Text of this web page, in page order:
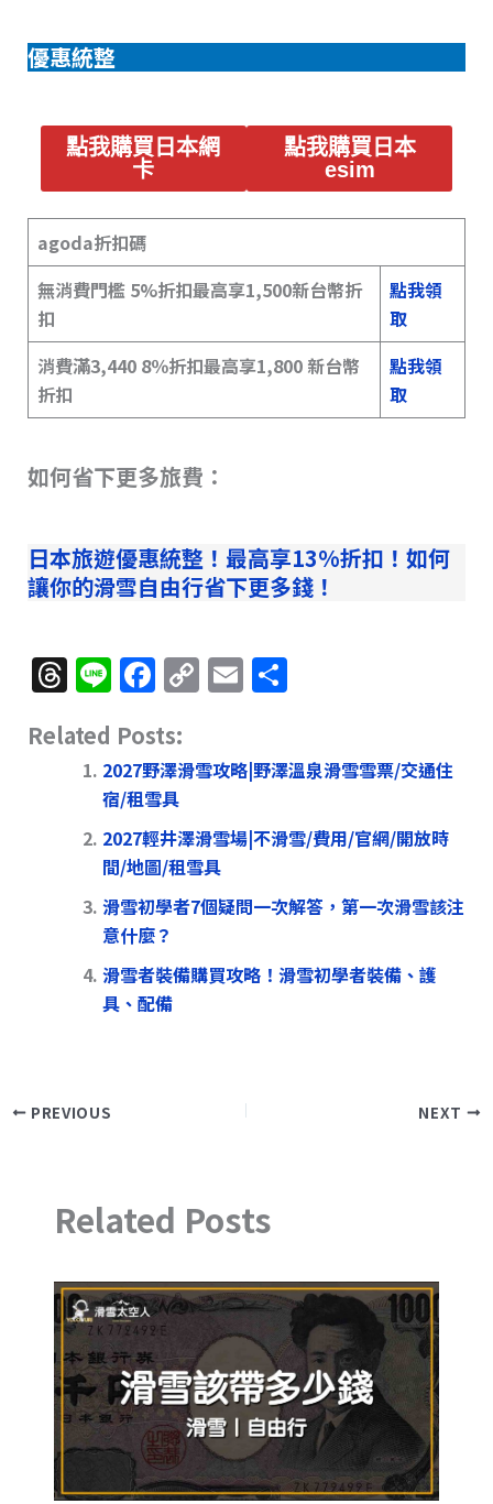
優惠統整
點我購買日本網
卡
點我購買日本
esim
agoda折扣碼
無消費門檻 5%折扣最高享1,500新台幣折
扣
點我領
取
消費滿3,440 8％折扣最高享1,800 新台幣
折扣
點我領
取
如何省下更多旅費：
日本旅遊優惠統整！最高享13%折扣！如何
讓你的滑雪自由行省下更多錢！
T
h
re
a
s
Li
n
e
F
a
c
e
b
o
o
k
C
o
y
n
k
E
m
l
分
Related Posts:
2027野澤滑雪攻略|野澤溫泉滑雪雪票/交通住
宿/租雪具
2027輕井澤滑雪場|不滑雪/費用/官網/開放時
間/地圖/租雪具
滑雪初學者7個疑問一次解答，第一次滑雪該注
意什麼？
滑雪者裝備購買攻略！滑雪初學者裝備、護
具、配備
PREVIOUS NEXT
Related Posts